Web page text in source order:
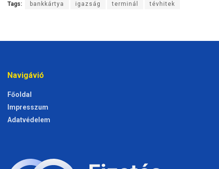
Tags: bankkártya igazság terminál tévhitek
Navigávió
Főoldal
Impresszum
Adatvédelem